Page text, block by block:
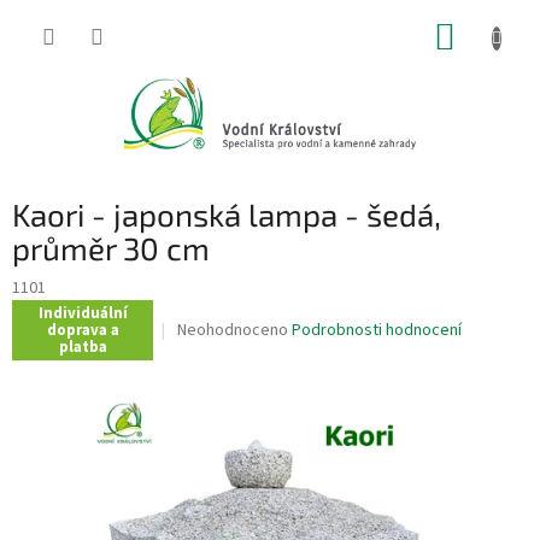
Kaori - japonská lampa - šedá,
průměr 30 cm
1101
Individuální
doprava a
platba
Průměrné
hvězdiček.
Neohodnoceno Podrobnosti hodnocení